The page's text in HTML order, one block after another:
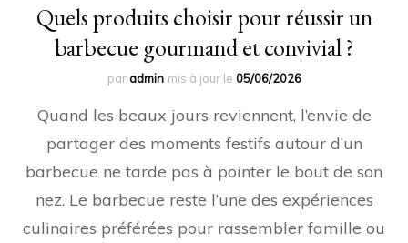
Quels produits choisir pour réussir un
barbecue gourmand et convivial ?
paradmin mis à jour le 05/06/2026
Quand les beaux jours reviennent, l’envie de
partager des moments festifs autour d’un
barbecue ne tarde pas à pointer le bout de son
nez. Le barbecue reste l’une des expériences
culinaires préférées pour rassembler famille ou